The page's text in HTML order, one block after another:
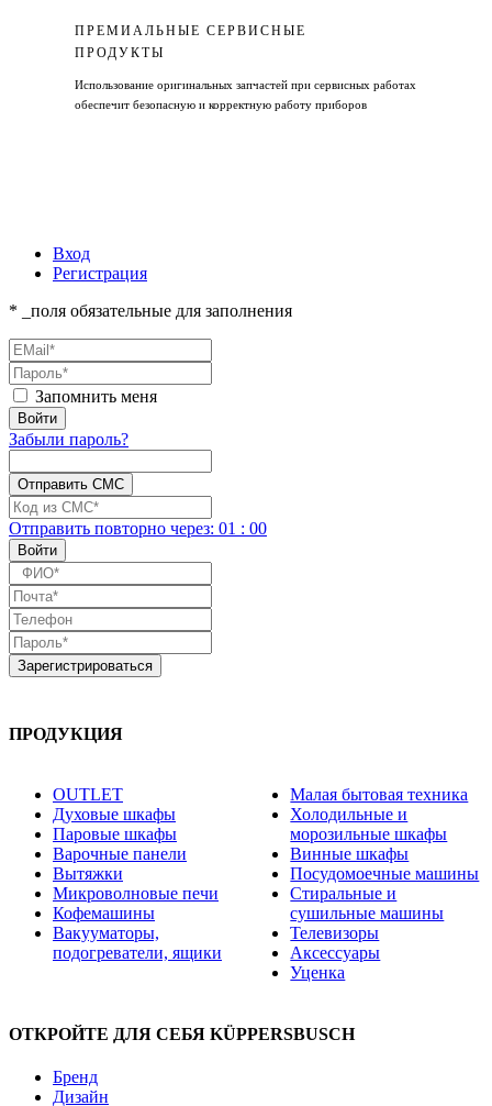
ПРЕМИАЛЬНЫЕ СЕРВИСНЫЕ
ПРОДУКТЫ
Использование оригинальных запчастей при сервисных работах
обеспечит безопасную и корректную работу приборов
Вход
Регистрация
* _поля обязательные для заполнения
Запомнить меня
Забыли пароль?
Отправить повторно через: 01 : 00
ПРОДУКЦИЯ
OUTLET
Духовые шкафы
Паровые шкафы
Варочные панели
Вытяжки
Микроволновые печи
Кофемашины
Вакууматоры,
подогреватели, ящики
Малая бытовая техника
Холодильные и
морозильные шкафы
Винные шкафы
Посудомоечные машины
Стиральные и
сушильные машины
Телевизоры
Аксессуары
Уценка
ОТКРОЙТЕ ДЛЯ СЕБЯ KÜPPERSBUSCH
Бренд
Дизайн